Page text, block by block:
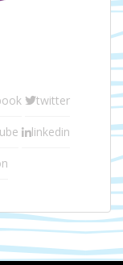
twitter
linkedin